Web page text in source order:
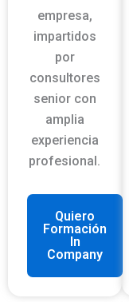
empresa,
impartidos
por
consultores
senior con
amplia
experiencia
profesional.
Quiero
Formación
In
Company